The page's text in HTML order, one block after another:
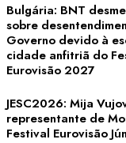
Bulgária: BNT
sobre
Governo devido à
cidade anfitriã do
Eurovisão 2027
JESC2026: Mija
representante de
Festival Eurovisão